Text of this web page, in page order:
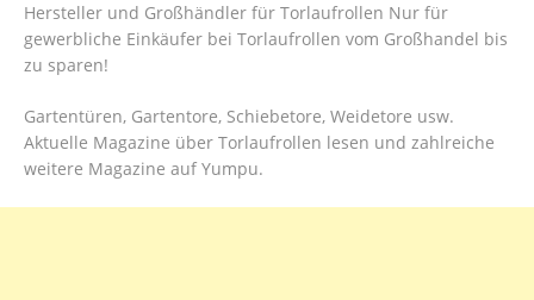
Hersteller und Großhändler für Torlaufrollen Nur für
gewerbliche Einkäufer bei Torlaufrollen vom Großhandel bis
zu sparen!
Gartentüren, Gartentore, Schiebetore, Weidetore usw.
Aktuelle Magazine über Torlaufrollen lesen und zahlreiche
weitere Magazine auf Yumpu.